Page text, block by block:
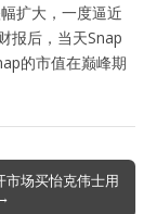
扩大，一度逼近
报后，当天Snap
的市值在巅峰期
市场买怡克伟士用